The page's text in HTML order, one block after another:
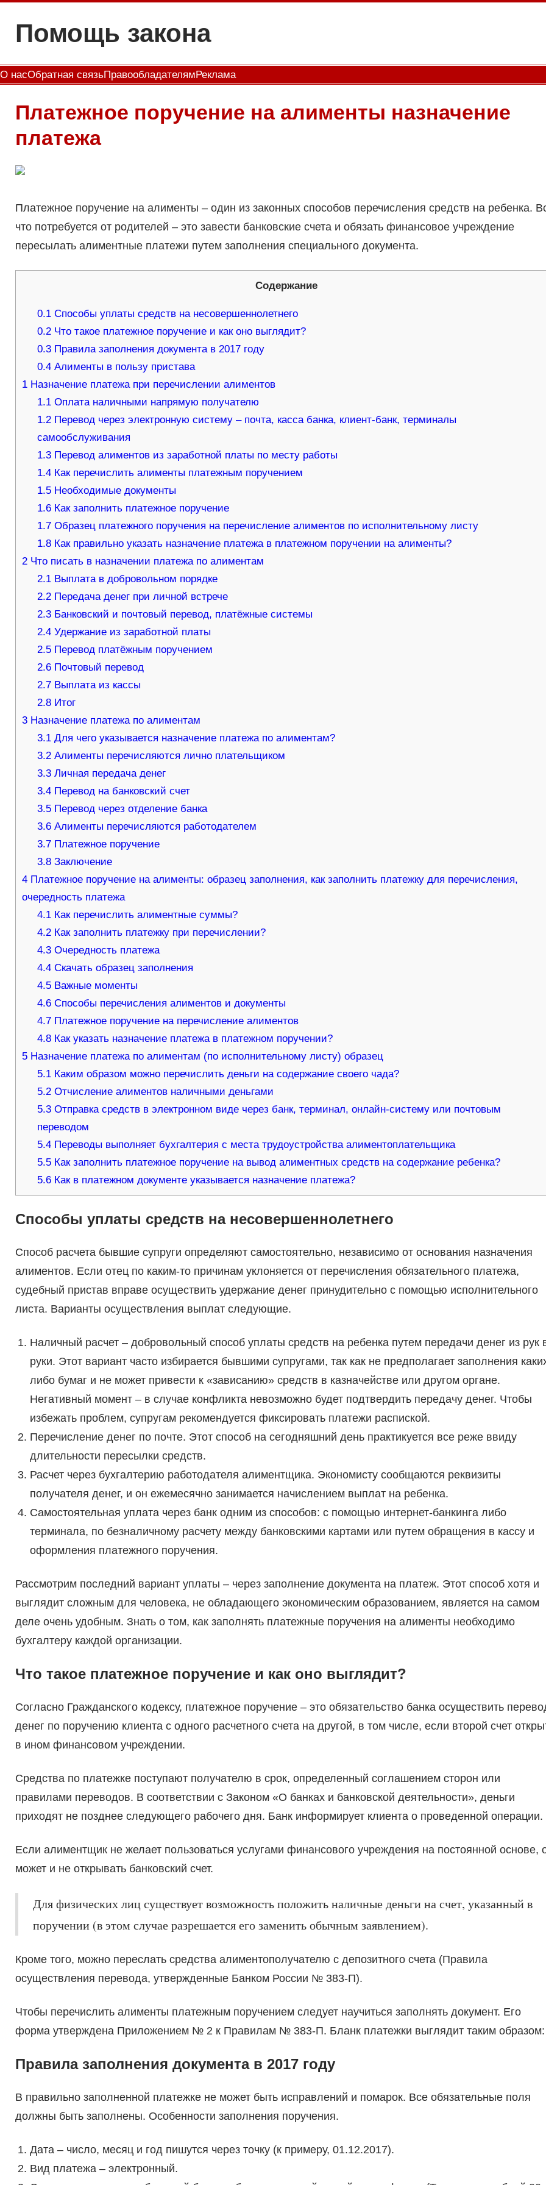
содержимому
Помощь закона
О насОбратная связьПравообладателямРеклама
Платежное поручение на алименты назначение
платежа
Платежное поручение на алименты – один из законных способов перечисления средств на ребенка.
что потребуется от родителей – это завести банковские счета и обязать финансовое учреждение
пересылать алиментные платежи путем заполнения специального документа.
Содержание
0.1 Способы уплаты средств на несовершеннолетнего
0.2 Что такое платежное поручение и как оно выглядит?
0.3 Правила заполнения документа в 2017 году
0.4 Алименты в пользу пристава
1Назначение платежа при перечислении алиментов
1.1 Оплата наличными напрямую получателю
1.2 Перевод через электронную систему – почта, касса банка, клиент-банк, терминалы
самообслуживания
1.3 Перевод алиментов из заработной платы по месту работы
1.4 Как перечислить алименты платежным поручением
1.5 Необходимые документы
1.6 Как заполнить платежное поручение
1.7 Образец платежного поручения на перечисление алиментов по исполнительному листу
1.8 Как правильно указать назначение платежа в платежном поручении на алименты?
2Что писать в назначении платежа по алиментам
2.1 Выплата в добровольном порядке
2.2 Передача денег при личной встрече
2.3 Банковский и почтовый перевод, платёжные системы
2.4 Удержание из заработной платы
2.5 Перевод платёжным поручением
2.6 Почтовый перевод
2.7 Выплата из кассы
2.8 Итог
3Назначение платежа по алиментам
3.1 Для чего указывается назначение платежа по алиментам?
3.2 Алименты перечисляются лично плательщиком
3.3 Личная передача денег
3.4 Перевод на банковский счет
3.5 Перевод через отделение банка
3.6 Алименты перечисляются работодателем
3.7 Платежное поручение
3.8 Заключение
4Платежное поручение на алименты: образец заполнения, как заполнить платежку для перечисления,
очередность платежа
4.1 Как перечислить алиментные суммы?
4.2 Как заполнить платежку при перечислении?
4.3 Очередность платежа
4.4 Скачать образец заполнения
4.5 Важные моменты
4.6 Способы перечисления алиментов и документы
4.7 Платежное поручение на перечисление алиментов
4.8 Как указать назначение платежа в платежном поручении?
5Назначение платежа по алиментам (по исполнительному листу) образец
5.1 Каким образом можно перечислить деньги на содержание своего чада?
5.2 Отчисление алиментов наличными деньгами
5.3 Отправка средств в электронном виде через банк, терминал, онлайн-систему или почтовым
переводом
5.4 Переводы выполняет бухгалтерия с места трудоустройства алиментоплательщика
5.5 Как заполнить платежное поручение на вывод алиментных средств на содержание ребенка?
5.6 Как в платежном документе указывается назначение платежа?
Способы уплаты средств на несовершеннолетнего
Способ расчета бывшие супруги определяют самостоятельно, независимо от основания назначения
алиментов. Если отец по каким-то причинам уклоняется от перечисления обязательного платежа,
судебный пристав вправе осуществить удержание денег принудительно с помощью исполнительного
листа. Варианты осуществления выплат следующие.
Наличный расчет – добровольный способ уплаты средств на ребенка путем передачи денег из рук
руки. Этот вариант часто избирается бывшими супругами, так как не предполагает заполнения
либо бумаг и не может привести к «зависанию» средств в казначействе или другом органе.
Негативный момент – в случае конфликта невозможно будет подтвердить передачу денег. Чтобы
избежать проблем, супругам рекомендуется фиксировать платежи распиской.
Перечисление денег по почте. Этот способ на сегодняшний день практикуется все реже ввиду
длительности пересылки средств.
Расчет через бухгалтерию работодателя алиментщика. Экономисту сообщаются реквизиты
получателя денег, и он ежемесячно занимается начислением выплат на ребенка.
Самостоятельная уплата через банк одним из способов: с помощью интернет-банкинга либо
терминала, по безналичному расчету между банковскими картами или путем обращения в кассу и
оформления платежного поручения.
Рассмотрим последний вариант уплаты – через заполнение документа на платеж. Этот способ хотя и
выглядит сложным для человека, не обладающего экономическим образованием, является на самом
деле очень удобным. Знать о том, как заполнять платежные поручения на алименты необходимо
бухгалтеру каждой организации.
Что такое платежное поручение и как оно выглядит?
Согласно Гражданского кодексу, платежное поручение – это обязательство банка осуществить
денег по поручению клиента с одного расчетного счета на другой, в том числе, если второй счет
в ином финансовом учреждении.
Средства по платежке поступают получателю в срок, определенный соглашением сторон или
правилами переводов. В соответствии с Законом «О банках и банковской деятельности», деньги
приходят не позднее следующего рабочего дня. Банк информирует клиента о проведенной операции.
Если алиментщик не желает пользоваться услугами финансового учреждения на постоянной основе,
может и не открывать банковский счет.
Для физических лиц существует возможность положить наличные деньги на счет, указанный в
поручении (в этом случае разрешается его заменить обычным заявлением).
Кроме того, можно переслать средства алиментополучателю с депозитного счета (Правила
осуществления перевода, утвержденные Банком России № 383-П).
Чтобы перечислить алименты платежным поручением следует научиться заполнять документ. Его
форма утверждена Приложением № 2 к Правилам № 383-П. Бланк платежки выглядит таким образом:
Правила заполнения документа в 2017 году
В правильно заполненной платежке не может быть исправлений и помарок. Все обязательные поля
должны быть заполнены. Особенности заполнения поручения.
Дата – число, месяц и год пишутся через точку (к примеру, 01.12.2017).
Вид платежа – электронный.